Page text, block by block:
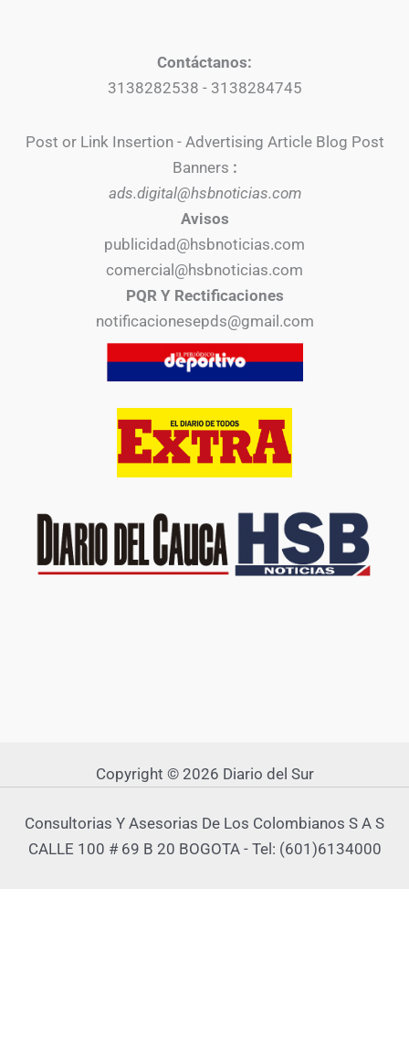
Contáctanos:
3138282538 - 3138284745
Post or Link Insertion - Advertising Article Blog Post
Banners :
ads.digital@hsbnoticias.com
Avisos
publicidad@hsbnoticias.com
comercial@hsbnoticias.com
PQR Y Rectificaciones
notificacionesepds@gmail.com
Copyright © 2026 Diario del Sur
Consultorias Y Asesorias De Los Colombianos S A S
CALLE 100 # 69 B 20 BOGOTA - Tel: (601)6134000